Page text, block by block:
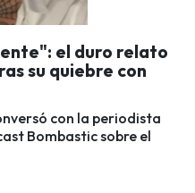
el duro relato
su quiebre con
con la periodista
Bombastic sobre el